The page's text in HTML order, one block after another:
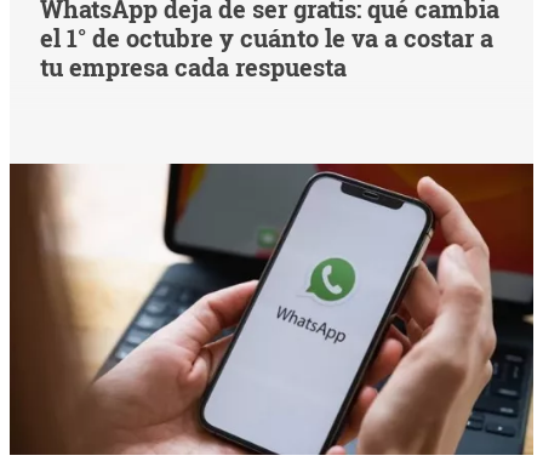
WhatsApp deja de ser gratis: qué cambia
el 1° de octubre y cuánto le va a costar a
tu empresa cada respuesta